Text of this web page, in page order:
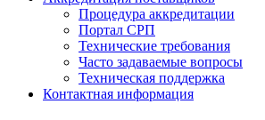
Процедура аккредитации
Портал СРП
Технические требования
Часто задаваемые вопросы
Техническая поддержка
Контактная информация